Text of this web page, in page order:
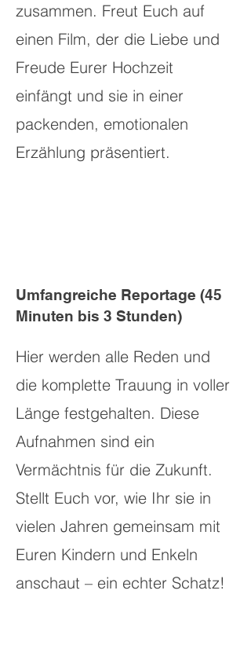
zusammen. Freut Euch auf
einen Film, der die Liebe und
Freude Eurer Hochzeit
einfängt und sie in einer
packenden, emotionalen
Erzählung präsentiert.
Umfangreiche Reportage (45
Minuten bis 3 Stunden)
Hier werden alle Reden und
die komplette Trauung in voller
Länge festgehalten. Diese
Aufnahmen sind ein
Vermächtnis für die Zukunft.
Stellt Euch vor, wie Ihr sie in
vielen Jahren gemeinsam mit
Euren Kindern und Enkeln
anschaut – ein echter Schatz!